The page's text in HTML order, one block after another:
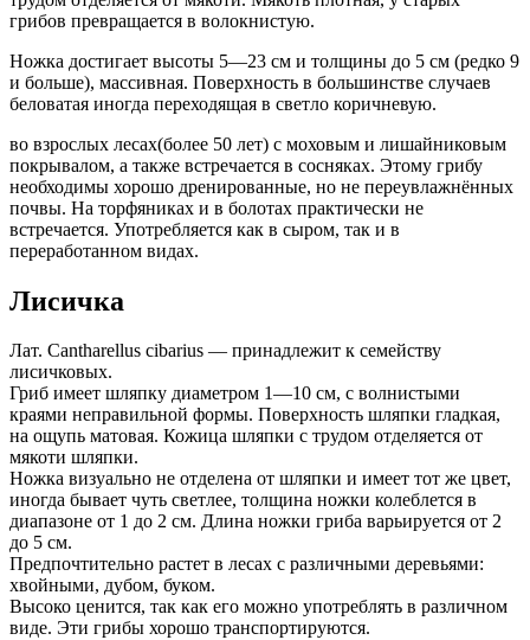
грибов превращается в волокнистую.
Ножка достигает высоты 5—23 см и толщины до 5 см (редко 9
и больше), массивная. Поверхность в большинстве случаев
беловатая иногда переходящая в светло коричневую.
во взрослых лесах(более 50 лет) с моховым и лишайниковым
покрывалом, а также встречается в сосняках. Этому грибу
необходимы хорошо дренированные, но не переувлажнённых
почвы. На торфяниках и в болотах практически не
встречается. Употребляется как в сыром, так и в
переработанном видах.
Лисичка
Лат. Cantharellus cibarius — принадлежит к семейству
лисичковых.
Гриб имеет шляпку диаметром 1—10 см, с волнистыми
краями неправильной формы. Поверхность шляпки гладкая,
на ощупь матовая. Кожица шляпки с трудом отделяется от
мякоти шляпки.
Ножка визуально не отделена от шляпки и имеет тот же цвет,
иногда бывает чуть светлее, толщина ножки колеблется в
диапазоне от 1 до 2 см. Длина ножки гриба варьируется от 2
до 5 см.
Предпочтительно растет в лесах с различными деревьями:
хвойными, дубом, буком.
Высоко ценится, так как его можно употреблять в различном
виде. Эти грибы хорошо транспортируются.